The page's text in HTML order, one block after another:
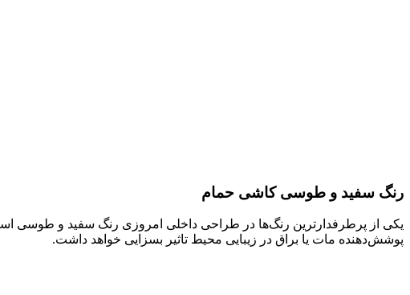
رنگ سفید و طوسی کاشی حمام
یکی از پرطرفدارترین رنگ‌ها در طراحی داخلی امروزی رنگ سفید و طوسی
پوشش‌دهنده مات یا براق در زیبایی محیط تاثیر بسزایی خواهد داشت.